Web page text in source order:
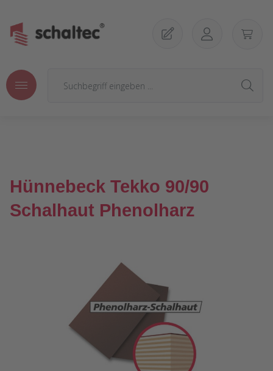
Hünnebeck Tekko 90/90
Schalhaut Phenolharz
Bildergalerie überspringen